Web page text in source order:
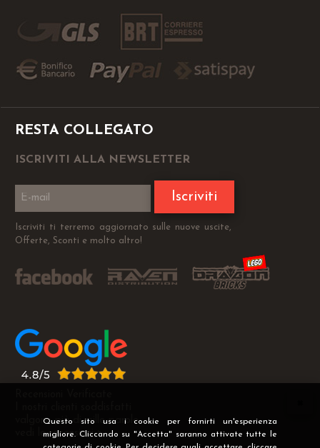
Questo sito usa i cookie per fornirti un'esperienza
migliore. Cliccando su "Accetta" saranno attivate tutte le
RESTA COLLEGATO
ISCRIVITI ALLA NEWSLETTER
Iscriviti
Iscriviti ti terremo aggiornato sulle nuove uscite,
Offerte, Sconti e molto altro!
valgono più di mille parole
vedi le recensioni >